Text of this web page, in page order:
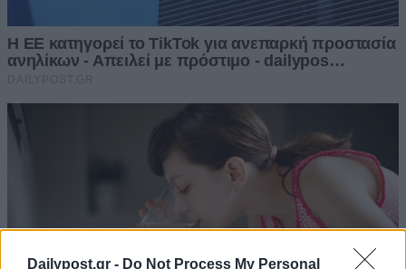
Dailypost.gr - Do Not Process My Personal